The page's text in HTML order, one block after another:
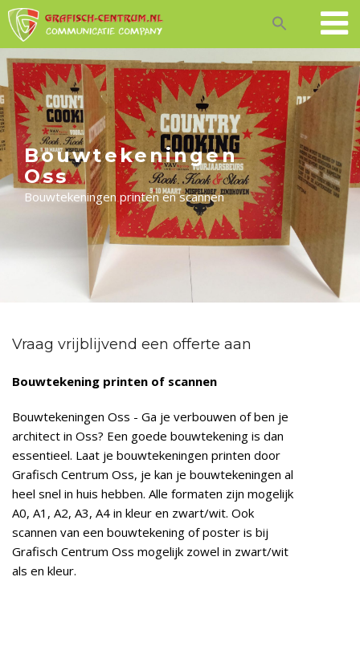
Skip
to
content
Bouwtekeningen
Oss
Bouwtekeningen printen en scannen
Vraag vrijblijvend een offerte aan
Bouwtekening printen of scannen
Bouwtekeningen Oss - Ga je verbouwen of ben je
architect in Oss? Een goede bouwtekening is dan
essentieel. Laat je bouwtekeningen printen door
Grafisch Centrum Oss, je kan je bouwtekeningen al
heel snel in huis hebben. Alle formaten zijn mogelijk
A0, A1, A2, A3, A4 in kleur en zwart/wit. Ook
scannen van een bouwtekening of poster is bij
Grafisch Centrum Oss mogelijk zowel in zwart/wit
als en kleur.